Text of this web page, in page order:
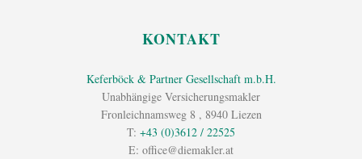
KONTAKT
Keferböck & Partner Gesellschaft m.b.H.
Unabhängige Versicherungsmakler
Fronleichnamsweg 8 , 8940 Liezen
T: +43 (0)3612 / 22525
E: office@diemakler.at